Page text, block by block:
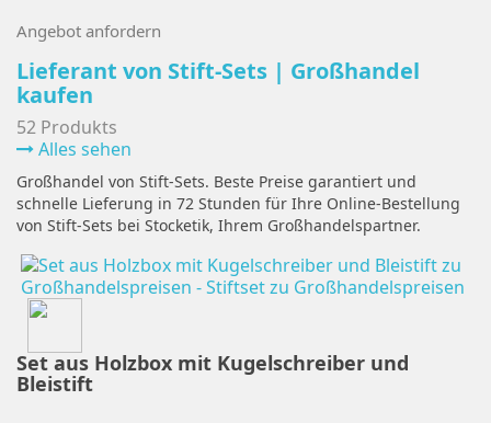
Angebot anfordern
Lieferant von Stift-Sets | Großhandel
kaufen
52 Produkts
Alles sehen
Großhandel von Stift-Sets. Beste Preise garantiert und
schnelle Lieferung in 72 Stunden für Ihre Online-Bestellung
von Stift-Sets bei Stocketik, Ihrem Großhandelspartner.
Set aus Holzbox mit Kugelschreiber und
Bleistift